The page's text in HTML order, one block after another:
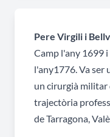
Pere Virgili i
Camp l'any 1699
l'any1776. Va ser
un cirurgià militar
trajectòria
de Tarragona,